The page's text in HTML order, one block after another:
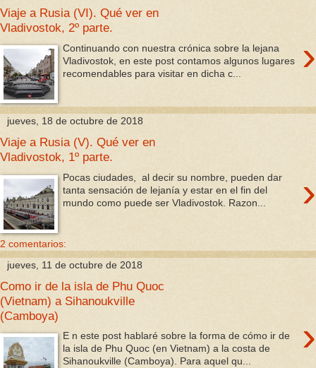
Viaje a Rusia (VI). Qué ver en
Vladivostok, 2º parte.
›
Continuando con nuestra crónica sobre la lejana
Vladivostok, en este post contamos algunos lugares
recomendables para visitar en dicha c...
jueves, 18 de octubre de 2018
Viaje a Rusia (V). Qué ver en
Vladivostok, 1º parte.
›
Pocas ciudades, al decir su nombre, pueden dar
tanta sensación de lejanía y estar en el fin del
mundo como puede ser Vladivostok. Razon...
2 comentarios:
jueves, 11 de octubre de 2018
Como ir de la isla de Phu Quoc
(Vietnam) a Sihanoukville
(Camboya)
›
E n este post hablaré sobre la forma de cómo ir de
la isla de Phu Quoc (en Vietnam) a la costa de
Sihanoukville (Camboya). Para aquel qu...